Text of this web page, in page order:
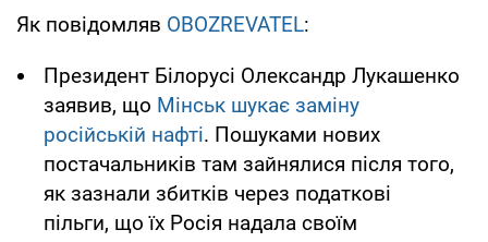
Як повідомляв OBOZREVATEL:
Президент Білорусі Олександр Лукашенко
заявив, що Мінськ шукає заміну
російській нафті. Пошуками нових
постачальників там зайнялися після того,
як зазнали збитків через податкові
пільги, що їх Росія надала своїм